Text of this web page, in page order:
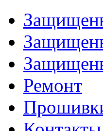
Ремонт